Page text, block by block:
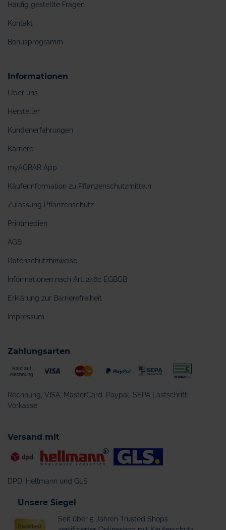
Häufig gestellte Fragen
Kontakt
Bonusprogramm
Informationen
Über uns
Hersteller
Kundenerfahrungen
Karriere
myAGRAR App
Käuferinformation zu Pflanzenschutzmitteln
Zulassung Pflanzenschutz
Printmedien
AGB
Datenschutzhinweise
Informationen nach Art. 246c EGBGB
Erklärung zur Barrierefreiheit
Impressum
Zahlungsarten
Rechnung, VISA, MasterCard, Paypal, SEPA Lastschrift,
Vorkasse
Versand mit
DPD, Hellmann und GLS
Unsere Siegel
Seit über 5 Jahren Trusted Shops